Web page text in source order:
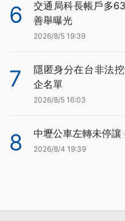
6
交通局科長帳戶多
善舉曝光
2026/8/5 19:39
7
隱匿身分在台非法
企名單
2026/8/5 16:03
8 中壢公車左轉未停讓
2026/8/4 19:39